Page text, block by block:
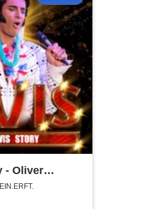
- Oliver